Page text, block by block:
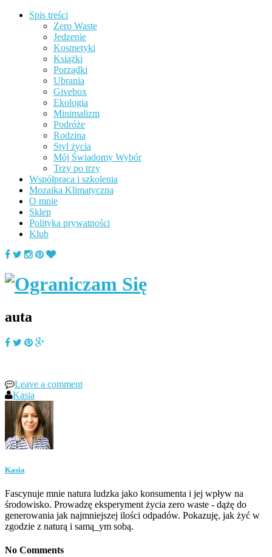
Spis treści
Zero Waste
Jedzenie
Kosmetyki
Książki
Porządki
Ubrania
Givebox
Ekologia
Minimalizm
Podróże
Rodzina
Styl życia
Mój Świadomy Wybór
Trzy po trzy
Współpraca i szkolenia
Mozaika Klimatyczna
O mnie
Sklep
Polityka prywatności
Klub
auta
Leave a comment
Kasia
Kasia
Fascynuje mnie natura ludzka jako konsumenta i jej wpływ na
środowisko. Prowadzę eksperyment życia zero waste - dążę do
generowania jak najmniejszej ilości odpadów. Pokazuję, jak żyć w
zgodzie z naturą i samą_ym sobą.
No Comments